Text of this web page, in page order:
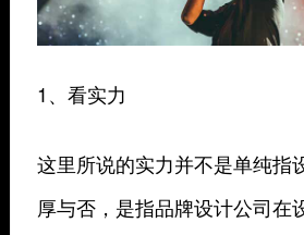
1、看实力
这里所说的实力并不是单纯指
厚与否，是指品牌设计公司在